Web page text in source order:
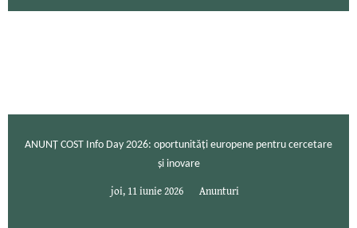
ANUNȚ COST Info Day 2026: oportunități europene pentru cercetare
și inovare
joi, 11 iunie 2026 Anunturi